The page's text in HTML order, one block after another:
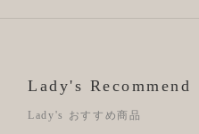
Lady's Recommend
Lady's おすすめ商品